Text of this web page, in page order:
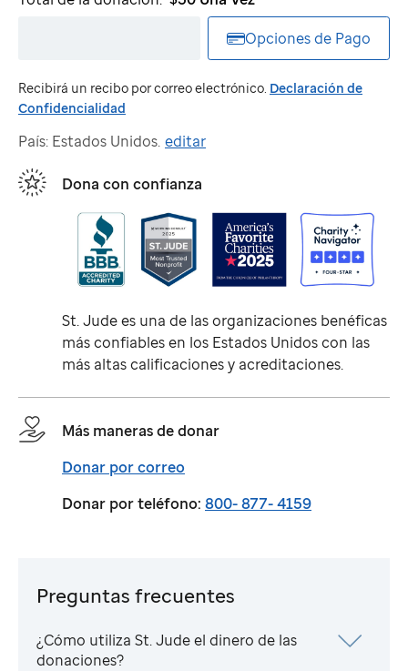
Opciones de Pago
Recibirá un recibo por correo electrónico. Declaración de
Confidencialidad
País: Estados Unidos. editar
Dona con confianza
St. Judees una de las organizaciones benéficas
más confiables en los Estados Unidos con las
más altas calificaciones y acreditaciones.
Más maneras de donar
Donar por correo
Donar por teléfono: 800- 877- 4159
Preguntas frecuentes
¿Cómo utiliza St. Judeel dinero de las
donaciones?